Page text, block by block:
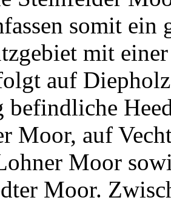
somit ein
mit
auf
Moor, auf
Moor
Moor.